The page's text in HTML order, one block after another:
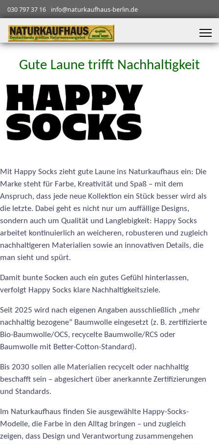
030 797 37 16 info@naturkaufhaus-berlin.de
Gute Laune trifft Nachhaltigkeit
Mit Happy Socks zieht gute Laune ins Naturkaufhaus ein: Die
Marke steht für Farbe, Kreativität und Spaß – mit dem
Anspruch, dass jede neue Kollektion ein Stück besser wird als
die letzte. Dabei geht es nicht nur um auffällige Designs,
sondern auch um Qualität und Langlebigkeit: Happy Socks
arbeitet kontinuierlich an weicheren, robusteren und zugleich
nachhaltigeren Materialien sowie an innovativen Details, die
man sieht und spürt.
Damit bunte Socken auch ein gutes Gefühl hinterlassen,
verfolgt Happy Socks klare Nachhaltigkeitsziele.
Seit 2025 wird nach eigenen Angaben ausschließlich „mehr
nachhaltig bezogene“ Baumwolle eingesetzt (z. B. zertifizierte
Bio-Baumwolle/OCS, recycelte Baumwolle/RCS oder
Baumwolle mit Better-Cotton-Standard).
Bis 2030 sollen alle Materialien recycelt oder nachhaltig
beschafft sein – abgesichert über anerkannte Zertifizierungen
und Standards.
Im Naturkaufhaus finden Sie ausgewählte Happy-Socks-
Modelle, die Farbe in den Alltag bringen – und zugleich
zeigen, dass Design und Verantwortung zusammengehen